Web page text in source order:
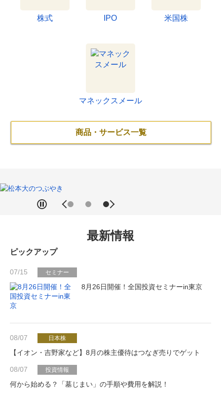
株式 IPO 米国株
マネックスメール
商品・サービス一覧
最新情報
ピックアップ
07/15 セミナー
8月26日開催！全国投資セミナーin東京
08/07 日本株
【イオン・吉野家など】8月の株主優待はつなぎ売りでゲット
08/07 投資情報
何から始める？「墓じまい」の手順や費用を解説！